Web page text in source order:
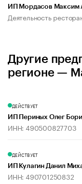
ИП Мордасов Максим
Деятельность
Другие
регионе —
ДЕЙСТВУЕТ
ИП Периных Олег
ИНН: 490500827703
ДЕЙСТВУЕТ
ИП Кулагин Данил
ИНН: 490701250832